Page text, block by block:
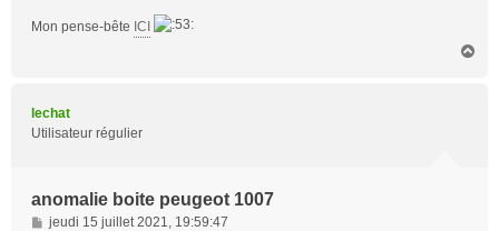
Mon pense-bête ICI
lechat
Utilisateur régulier
anomalie boite peugeot 1007
M
jeudi 15 juillet 2021, 19:59:47